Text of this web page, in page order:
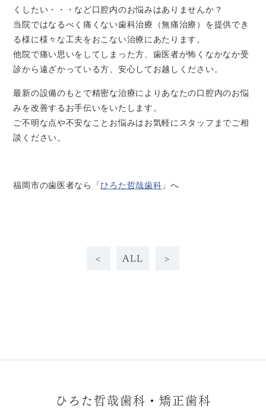
くしたい・・・など口腔内のお悩みはありませんか？
当院ではなるべく痛くない歯科治療（無痛治療）を提供でき
る様に様々な工夫をおこない治療にあたります。
他院で痛い思いをしてしまった方、歯医者が怖くなかなか受
診から遠ざかっている方、安心してお越しください。
最新の設備のもとで精密な治療によりあなたの口腔内のお悩
みを改善するお手伝いをいたします。
ご不明な点や不安なことお悩みはお気軽にスタッフまでご相
談ください。
福岡市の歯医者なら「ひろた哲哉歯科 」へ
< ALL >
ひろた哲哉歯科・矯正歯科